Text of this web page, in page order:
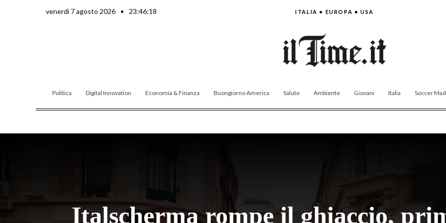
venerdì 7 agosto 2026 • 23:46:20 ITALIA • EUROPA • USA
Politica Digital Innovation Economia & Finanza Buongiorno America Salute Ambiente Giovani Italia Soccer
Italscherma rompe il ghiaccio,